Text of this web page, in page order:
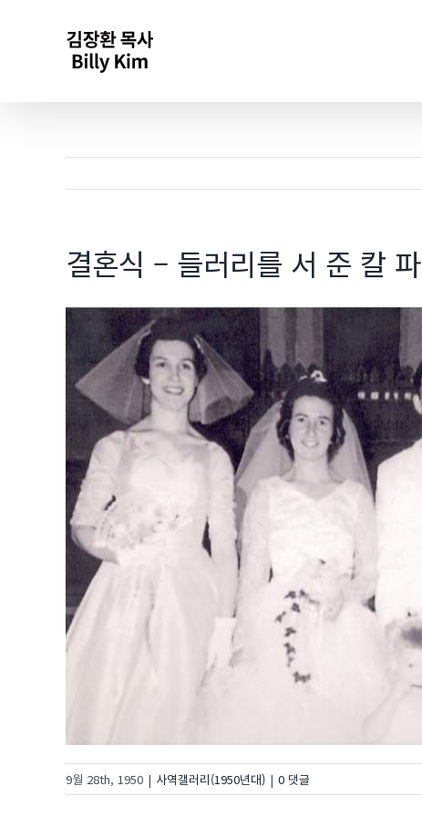
결혼식 – 들러리를 서 준 칼
9월 28th, 1950 | 사역갤러리(1950년대) | 0 댓글